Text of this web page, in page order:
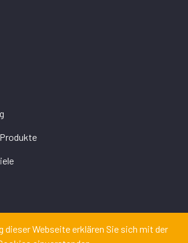
dieser Webseite erklären Sie sich mit der